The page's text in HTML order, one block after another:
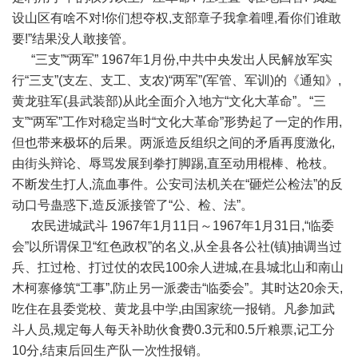
设山区有啥不对!你们想夺权,支部章子我拿着哩,看你们谁敢
要!”结果没人敢接管。
“三支”“两军” 1967年1月份,中共中央发出人民解放军实
行“三支”(支左、支工、支农)“两军”(军管、军训)的《通知》,
黄龙驻军(县武装部)从此全面介入地方“文化大革命”。“三
支”“两军”工作对稳定当时“文化大革命”形势起了一定的作用,
但也带来极坏的后果。两派造反组织之间的矛盾再度激化,
由街头辩论、辱骂发展到拳打脚踢,直至动用棍棒、枪枝。
不断发生打人,流血事件。公安司法机关在“砸烂公检法”的反
动口号蛊惑下,造反派接管了“公、检、法”。
农民进城武斗 1967年1月11日～1967年1月31日,“临委
会”以所谓保卫“红色政权”的名义,从全县各公社(镇)抽调当过
兵、扛过枪、打过仗的农民100余人进城,在县城北山和南山
木柯寨修筑“工事”,防止另一派袭击“临委会”。其时达20余天,
吃住在县委党校、黄龙县中学,由国家统一报销。凡参加武
斗人员,规定每人每天补助伙食费0.3元和0.5斤粮票,记工分
10分,结束后回生产队一次性报销。